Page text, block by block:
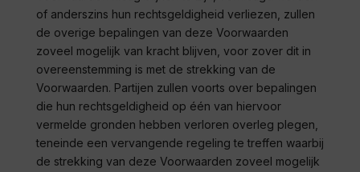
of anderszins hun rechtsgeldigheid verliezen, zullen
de overige bepalingen van deze Voorwaarden
zoveel mogelijk van kracht blijven, voor zover dit in
overeenstemming is met de strekking van de
Voorwaarden. Partijen zullen voorts over bepalingen
die hun rechtsgeldigheid op één van hiervoor
vermelde gronden hebben verloren overleg plegen,
teneinde een vervangende regeling te treffen waarbij
de strekking van deze Voorwaarden zoveel mogelijk